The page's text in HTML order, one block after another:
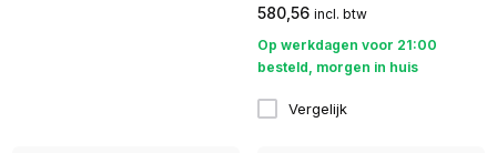
580,56 incl. btw
Op werkdagen voor 21:00
besteld, morgen in huis
Vergelijk